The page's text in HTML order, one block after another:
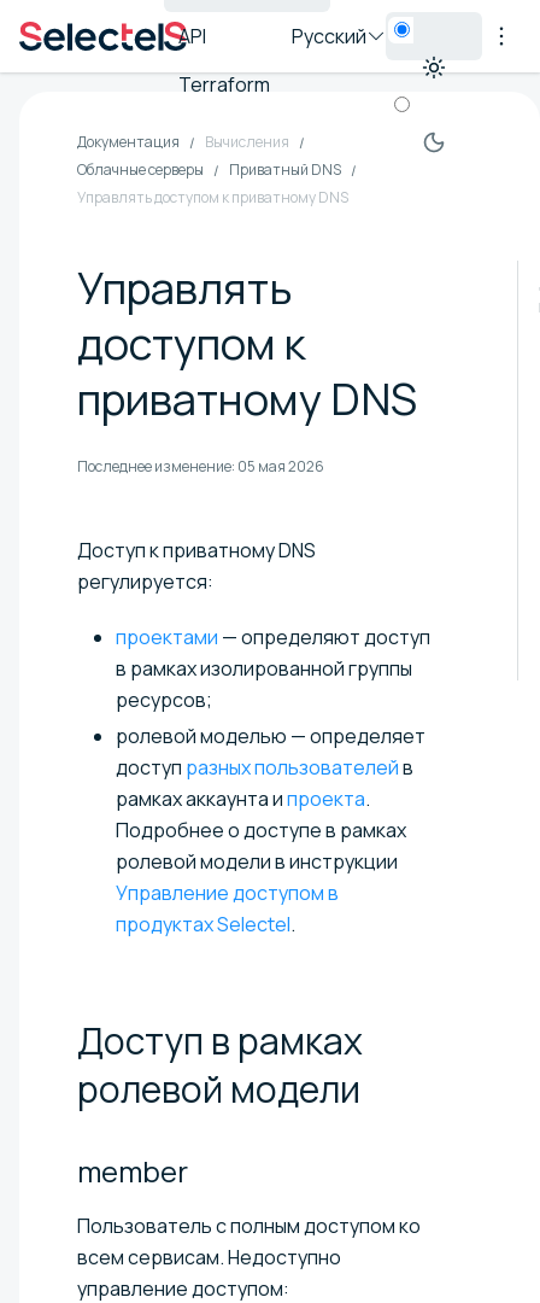
API
Terraform
Русский
Документация
Вычисления
Облачные серверы
Приватный DNS
Управлять доступом к приватному DNS
Управлять
доступом к
приватному DNS
Последнее изменение: 05 мая 2026
Доступ к приватному DNS
регулируется:
проектами — определяют доступ
в рамках изолированной группы
ресурсов;
ролевой моделью — определяет
доступ разных пользователейв
рамках аккаунта ипроекта.
Подробнее о доступе в рамках
ролевой модели в инструкции
Управление доступом в
продуктах Selectel.
Доступ в рамках
ролевой модели
member
Пользователь с полным доступом ко
всем сервисам. Недоступно
управление доступом: